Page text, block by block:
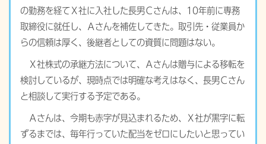
の勤務を経てＸ社に入社した長男Ｃさんは、10年前に専務
取締役に就任し、Ａさんを補佐してきた。取引先・従業員か
らの信頼は厚く、後継者としての資質に問題はない。
Ｘ社株式の承継方法について、Ａさんは贈与による移転を
検討しているが、現時点では明確な考えはなく、長男Ｃさん
と相談して実行する予定である。
Ａさんは、今期も赤字が見込まれるため、Ｘ社が黒字に転
ずるまでは、毎年行っていた配当をゼロにしたいと思ってい